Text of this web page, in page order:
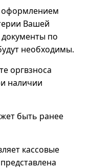
оформлением
Вашей
по
необходимы.
оргвзноса
наличии
быть ранее
кассовые